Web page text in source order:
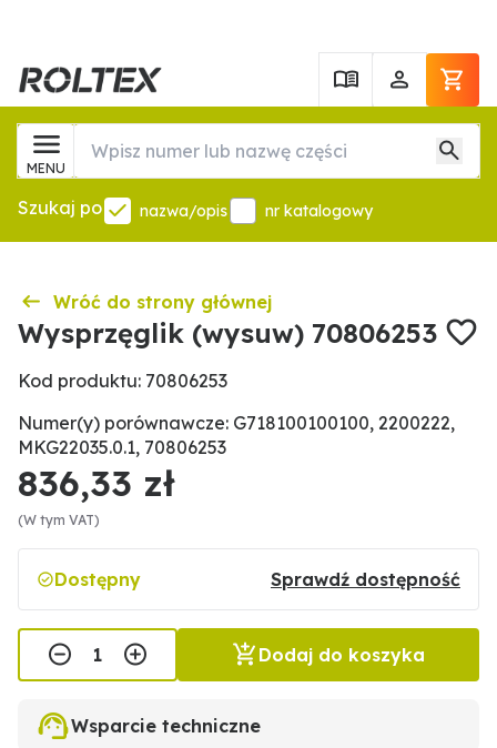
MENU
Szukaj po nazwa/opis nr katalogowy
Wróć do strony głównej
Wysprzęglik (wysuw) 70806253
Kod produktu: 70806253
Numer(y) porównawcze: G718100100100, 2200222,
MKG22035.0.1, 70806253
836,33 zł
(W tym VAT)
Dostępny Sprawdź dostępność
Dodaj do koszyka
Wsparcie techniczne